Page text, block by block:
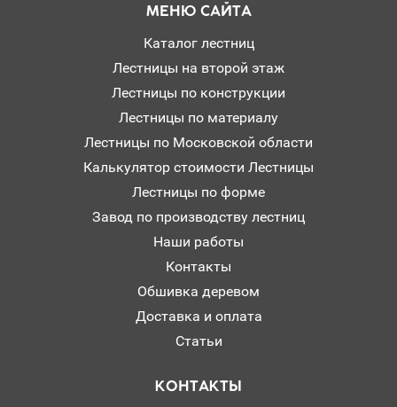
МЕНЮ САЙТА
Каталог лестниц
Лестницы на второй этаж
Лестницы по конструкции
Лестницы по материалу
Лестницы по Московской области
Калькулятор стоимости Лестницы
Лестницы по форме
Завод по производству лестниц
Наши работы
Контакты
Обшивка деревом
Доставка и оплата
Статьи
КОНТАКТЫ